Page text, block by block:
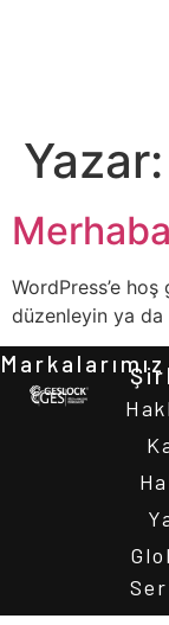
Yazar:
WordPress’e hoş
düzenleyin ya da
Markalarımız